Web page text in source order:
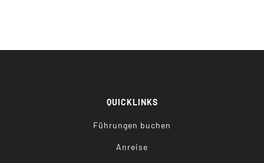
QUICKLINKS
Führungen buchen
Anreise